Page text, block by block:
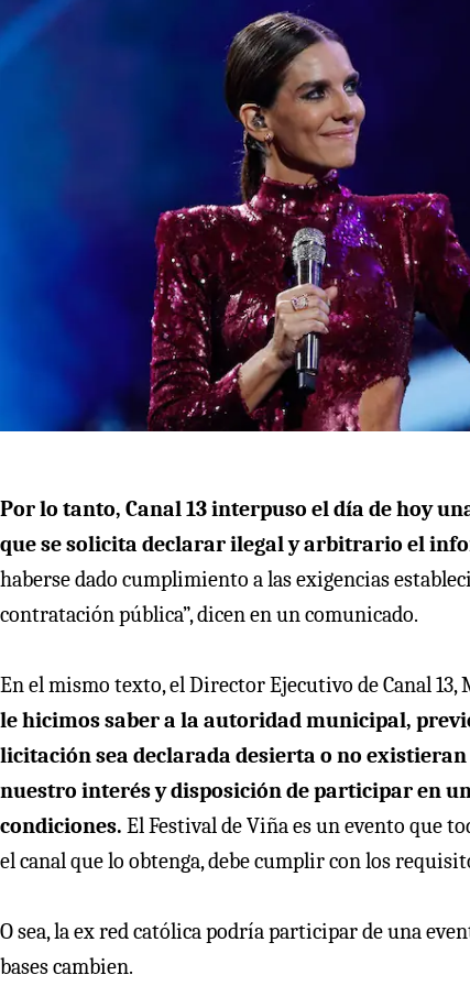
Por lo tanto, Canal 13 interpuso el día de hoy
que se solicita declarar ilegal y arbitrario el
haberse dado cumplimiento a las exigencias
contratación pública”, dicen en un comunicado.
En el mismo texto, el Director Ejecutivo de Canal
le hicimos saber a la autoridad municipal,
licitación sea declarada desierta o no
nuestro interés y disposición de participar en
condiciones. El Festival de Viña es un evento que
el canal que lo obtenga, debe cumplir con los
O sea, la ex red católica podría participar de una
bases cambien.